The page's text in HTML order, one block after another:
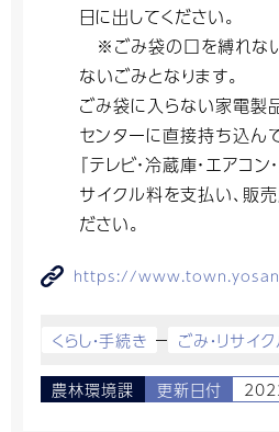
日に出してください。
※ごみ袋の口を縛れな
ないごみとなります。
ごみ袋に入らない家電製
センターに直接持ち込ん
『テレビ・冷蔵庫・エアコン
サイクル料を支払い、販
ださい。
https://
くらし・手続き ごみ・リサイ
農林環境課 更新日付